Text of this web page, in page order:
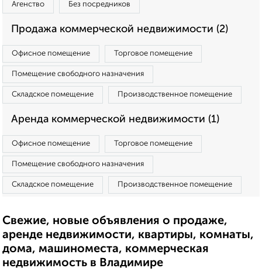
Агенство Без посредников
Продажа коммерческой недвижимости (2)
Офисное помещение Торговое помещение
Помещение свободного назначения
Складское помещение Производственное помещение
Аренда коммерческой недвижимости (1)
Офисное помещение Торговое помещение
Помещение свободного назначения
Складское помещение Производственное помещение
Свежие, новые объявления о продаже,
аренде недвижимости, квартиры, комнаты,
дома, машиноместа, коммерческая
недвижимость в Владимире